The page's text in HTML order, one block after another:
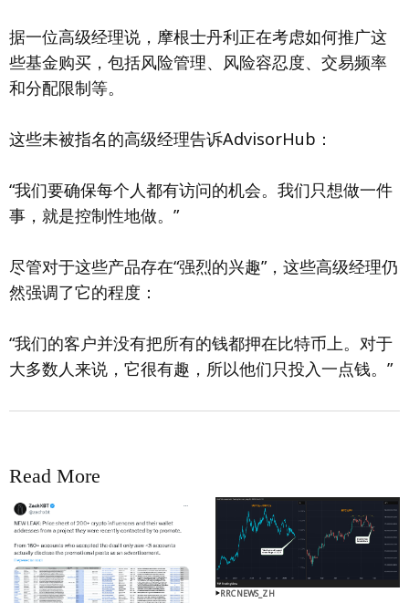
据一位高级经理说，摩根士丹利正在考虑如何推广这
些基金购买，包括风险管理、风险容忍度、交易频率
和分配限制等。
这些未被指名的高级经理告诉AdvisorHub：
“我们要确保每个人都有访问的机会。我们只想做一件
事，就是控制性地做。”
尽管对于这些产品存在“强烈的兴趣”，这些高级经理仍
然强调了它的程度：
“我们的客户并没有把所有的钱都押在比特币上。对于
大多数人来说，它很有趣，所以他们只投入一点钱。”
Read More
RRCNEWS_ZH RRCNEWS_ZH